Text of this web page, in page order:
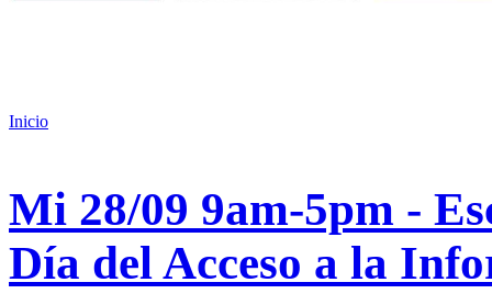
Inicio
Mi 28/09 9am-5pm -
Día del Acceso a la